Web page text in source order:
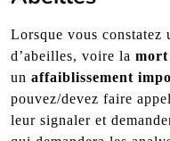
Lorsque vous constatez
d’abeilles, voire la mort
un affaiblissement
pouvez/devez faire
leur signaler et